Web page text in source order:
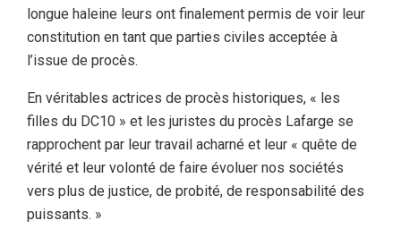
longue haleine leurs ont finalement permis de voir leur
constitution en tant que parties civiles acceptée à
l’issue de procès.
En véritables actrices de procès historiques, « les
filles du DC10 » et les juristes du procès Lafarge se
rapprochent par leur travail acharné et leur « quête de
vérité et leur volonté de faire évoluer nos sociétés
vers plus de justice, de probité, de responsabilité des
puissants. »